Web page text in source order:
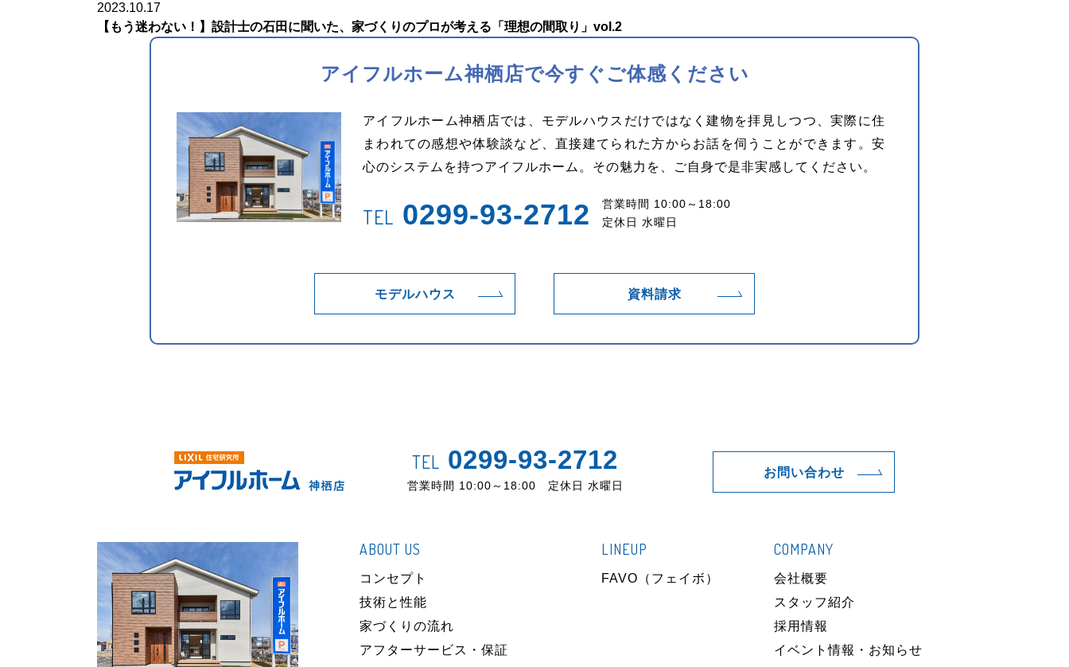
2023.10.17
【もう迷わない！】設計士の石田に聞いた、家づくりのプロが考える「理想の間取り」vol.2
アイフルホーム神栖店で今すぐご体感ください
アイフルホーム神栖店では、モデルハウスだけではなく建物を拝見しつつ、実際に住
まわれての感想や体験談など、直接建てられた方からお話を伺うことができます。安
心のシステムを持つアイフルホーム。その魅力を、ご自身で是非実感してください。
TEL 0299-93-2712
営業時間 10:00～18:00
定休日 水曜日
モデルハウス 資料請求
TEL 0299-93-2712
営業時間 10:00～18:00 定休日 水曜日
お問い合わせ
ABOUT US
コンセプト
技術と性能
家づくりの流れ
アフターサービス・保証
LINEUP
FAVO（フェイボ）
COMPANY
会社概要
スタッフ紹介
採用情報
イベント情報・お知らせ